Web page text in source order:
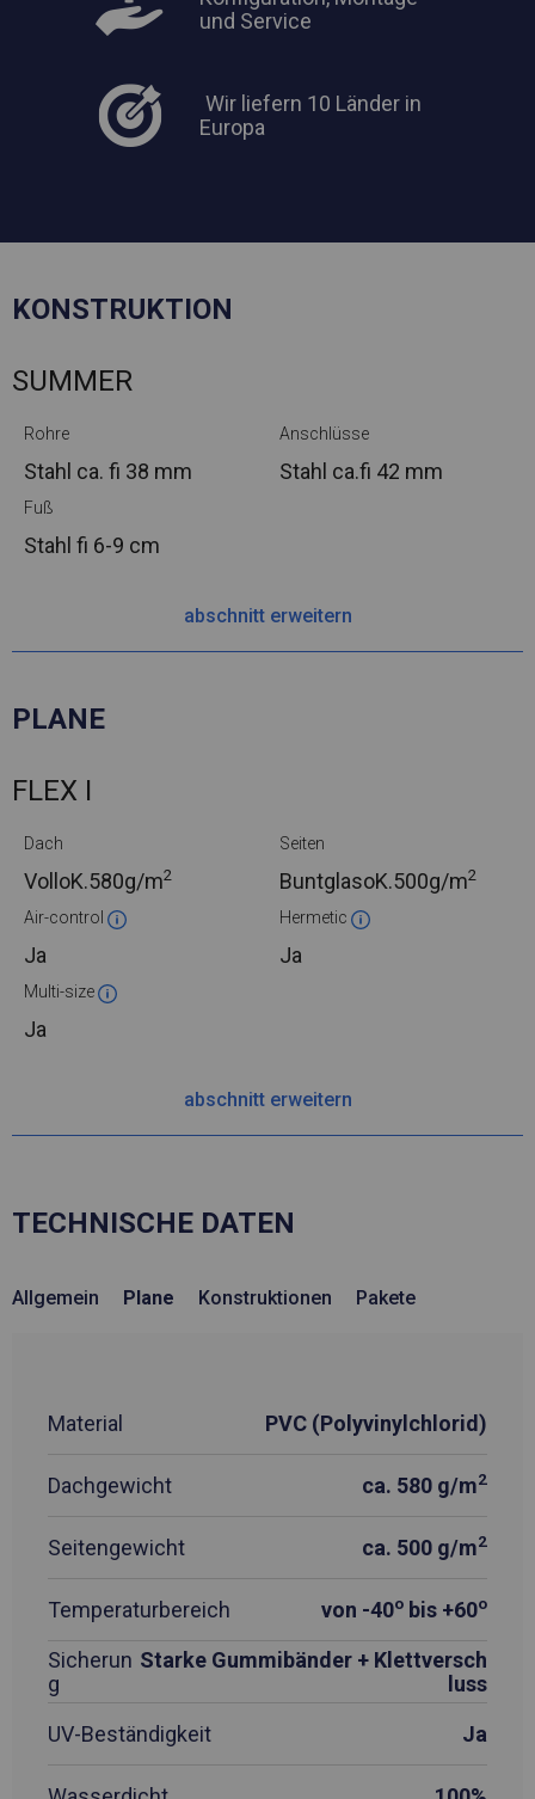
und Service
Wir liefern 10 Länder in
Europa
KONSTRUKTION
SUMMER
Rohre
Stahl ca. fi 38 mm
Anschlüsse
Stahl ca.fi 42 mm
Fuß
Stahl fi 6-9 cm
abschnitt erweitern
PLANE
FLEX I
Dach
VolloK.580g/m2
Seiten
BuntglasoK.500g/m2
Air-control
Ja
Hermetic
Ja
Multi-size
Ja
abschnitt erweitern
TECHNISCHE DATEN
Allgemein Plane Konstruktionen Pakete
Material PVC (Polyvinylchlorid)
Dachgewicht ca. 580 g/m2
Seitengewicht ca. 500 g/m2
Temperaturbereich von -40o bis +60o
Sicherun
g
Starke Gummibänder + Klettversch
luss
UV-Beständigkeit
Ja